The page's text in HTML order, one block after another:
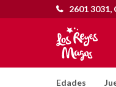
Edades
2601 3031,